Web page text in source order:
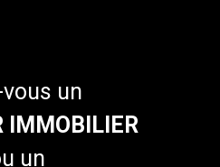
un
IMMOBILIER
un